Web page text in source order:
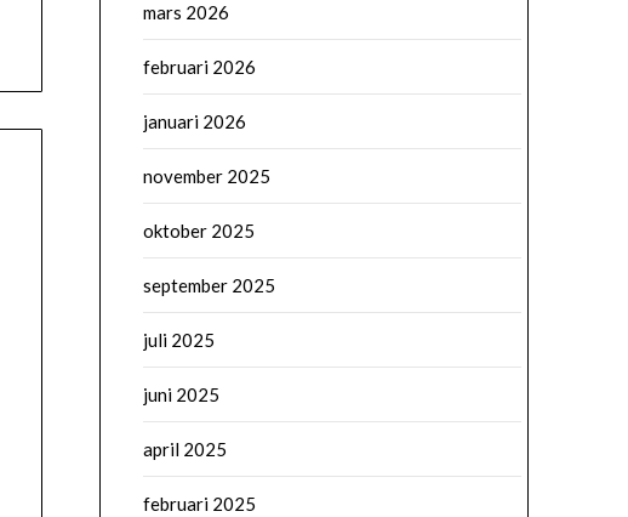
mars 2026
februari 2026
januari 2026
november 2025
oktober 2025
september 2025
juli 2025
juni 2025
april 2025
februari 2025